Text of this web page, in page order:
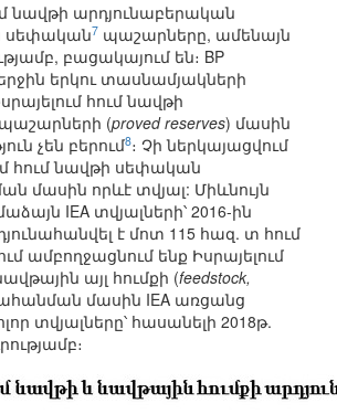
նավթի արդյունաբերական
սեփական7 պաշարները, ամենայն
բացակայում են։ BP
երկու տասնամյակների
հում նավթի
(proved reserves) մասին
չեն բերում8։ Չի ներկայացվում
հում նավթի սեփական
մասին որևէ տվյալ: Միևնույն
IEA տվյալների՝ 2016-ին
է մոտ 115 հազ. տ հում
ամբողջացնում ենք Իսրայելում
այլ հումքի (feedstock,
մասին IEA առցանց
տվյալները՝ հասանելի 2018թ.